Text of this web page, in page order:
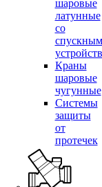
шаровые
латунные
со
спускным
Краны
шаровые
чугунные
Системы
защиты
от
протечек